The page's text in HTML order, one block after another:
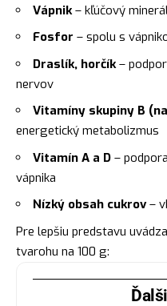
Vápnik– kľúčový
Fosfor – spolu s
Draslík, horčík–
nervov
Vitamíny skupiny B
energetický metabolizmus
Vitamín A a D –
vápnika
Nízký obsah cukrov–
Pre lepšiu predstavu
tvarohu na 100 g: